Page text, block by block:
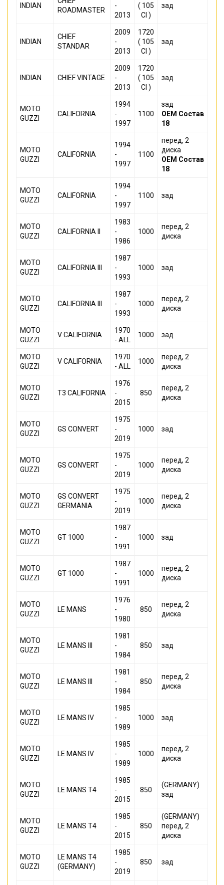
INDIAN
ROADMASTER
-
2013
( 105
CI )
зад
INDIAN
CHIEF
STANDAR
2009
-
2013
1720
( 105
CI )
зад
INDIAN CHIEF VINTAGE
2009
-
2013
1720
( 105
CI )
зад
MOTO
GUZZI
CALIFORNIA
1994
-
1997
1100
зад
OEM Состав
18
MOTO
GUZZI
CALIFORNIA
1994
-
1997
1100
перед, 2
диска
OEM Состав
18
MOTO
GUZZI
CALIFORNIA
1994
-
1997
1100 зад
MOTO
GUZZI
CALIFORNIA II
1983
-
1986
1000
перед, 2
диска
MOTO
GUZZI
CALIFORNIA III
1987
-
1993
1000 зад
MOTO
GUZZI
CALIFORNIA III
1987
-
1993
1000
перед, 2
диска
MOTO
GUZZI
V CALIFORNIA
1970
- ALL
1000 зад
MOTO
GUZZI
V CALIFORNIA
1970
- ALL
1000
перед, 2
диска
MOTO
GUZZI
T3 CALIFORNIA
1976
-
2015
850
перед, 2
диска
MOTO
GUZZI
GS CONVERT
1975
-
2019
1000 зад
MOTO
GUZZI
GS CONVERT
1975
-
2019
1000
перед, 2
диска
MOTO
GUZZI
GS CONVERT
GERMANIA
1975
-
2019
1000
перед, 2
диска
MOTO
GUZZI
GT 1000
1987
-
1991
1000 зад
MOTO
GUZZI
GT 1000
1987
-
1991
1000
перед, 2
диска
MOTO
GUZZI
LE MANS
1976
-
1980
850
перед, 2
диска
MOTO
GUZZI
LE MANS III
1981
-
1984
850 зад
MOTO
GUZZI
LE MANS III
1981
-
1984
850
перед, 2
диска
MOTO
GUZZI
LE MANS IV
1985
-
1989
1000 зад
MOTO
GUZZI
LE MANS IV
1985
-
1989
1000
перед, 2
диска
MOTO
GUZZI
LE MANS T4
1985
-
2015
850
(GERMANY)
зад
MOTO
GUZZI
LE MANS T4
1985
-
2015
850
(GERMANY)
перед, 2
диска
MOTO
GUZZI
LE MANS T4
(GERMANY)
1985
-
2019
850 зад